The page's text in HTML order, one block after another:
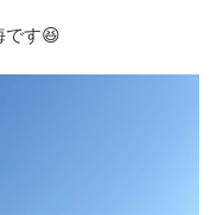
です😆